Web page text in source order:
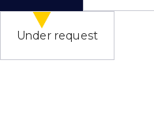
Under request